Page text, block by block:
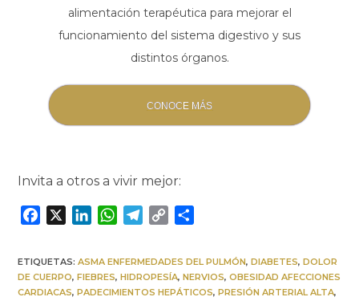
alimentación terapéutica para mejorar el
funcionamiento del sistema digestivo y sus
distintos órganos.
CONOCE MÁS
Invita a otros a vivir mejor:
e
b
k
e
W
t
s
e
g
y
L
p
a
ETIQUETAS:ASMA ENFERMEDADES DEL PULMÓN, DIABETES, DOLOR
DE CUERPO, FIEBRES, HIDROPESÍA, NERVIOS, OBESIDAD AFECCIONES
CARDIACAS, PADECIMIENTOS HEPÁTICOS, PRESIÓN ARTERIAL ALTA,